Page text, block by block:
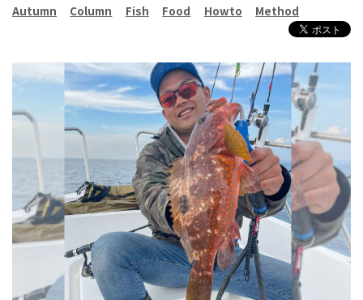
Autumn Column Fish Food Howto Method